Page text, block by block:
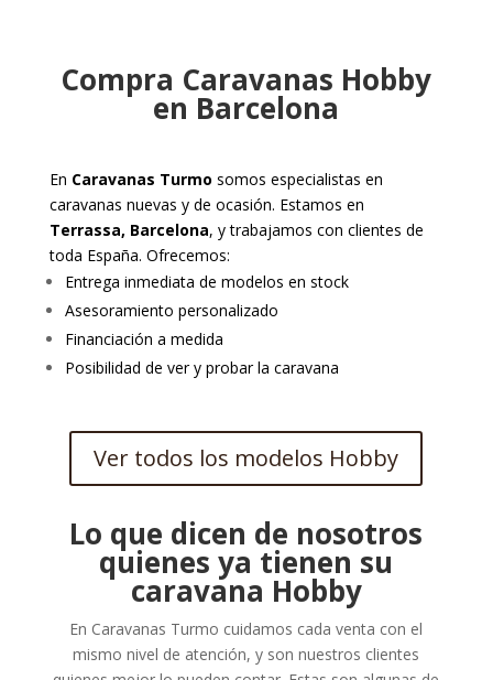
Compra Caravanas Hobby
en Barcelona
En Caravanas Turmo somos especialistas en
caravanas nuevas y de ocasión. Estamos en
Terrassa, Barcelona, y trabajamos con clientes de
toda España. Ofrecemos:
Entrega inmediata de modelos en stock
Asesoramiento personalizado
Financiación a medida
Posibilidad de ver y probar la caravana
Ver todos los modelos Hobby
Lo que dicen de nosotros
quienes ya tienen su
caravana Hobby
En Caravanas Turmo cuidamos cada venta con el
mismo nivel de atención, y son nuestros clientes